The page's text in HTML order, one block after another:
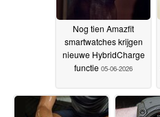
Nog tien Amazfit
smartwatches krijgen
nieuwe HybridCharge
functie 05-06-2026